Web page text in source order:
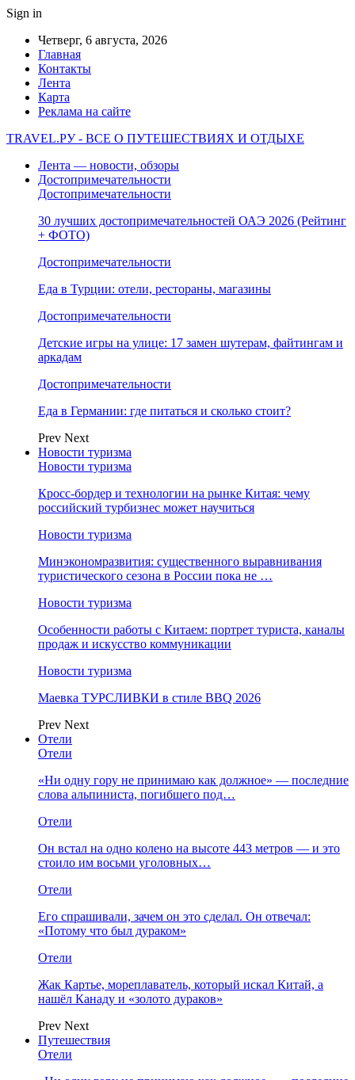
Sign in
Четверг, 6 августа, 2026
Главная
Контакты
Лента
Карта
Реклама на сайте
TRAVEL.РУ - ВСЕ О ПУТЕШЕСТВИЯХ И ОТДЫХЕ
Лента — новости, обзоры
Достопримечательности
Достопримечательности
30 лучших достопримечательностей ОАЭ 2026 (Рейтинг
+ ФОТО)
Достопримечательности
Еда в Турции: отели, рестораны, магазины
Достопримечательности
Детские игры на улице: 17 замен шутерам, файтингам и
аркадам
Достопримечательности
Еда в Германии: где питаться и сколько стоит?
Prev Next
Новости туризма
Новости туризма
Кросс-бордер и технологии на рынке Китая: чему
российский турбизнес может научиться
Новости туризма
Минэкономразвития: существенного выравнивания
туристического сезона в России пока не …
Новости туризма
Особенности работы с Китаем: портрет туриста, каналы
продаж и искусство коммуникации
Новости туризма
Маевка ТУРСЛИВКИ в стиле BBQ 2026
Prev Next
Отели
Отели
«Ни одну гору не принимаю как должное» — последние
слова альпиниста, погибшего под…
Отели
Он встал на одно колено на высоте 443 метров — и это
стоило им восьми уголовных…
Отели
Его спрашивали, зачем он это сделал. Он отвечал:
«Потому что был дураком»
Отели
Жак Картье, мореплаватель, который искал Китай, а
нашёл Канаду и «золото дураков»
Prev Next
Путешествия
Отели